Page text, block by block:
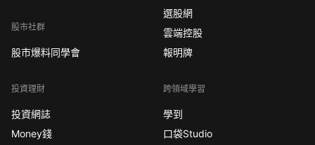
股市社群
股市爆料同學會
投資理財
投資網誌
Money錢
選股網
雲端控股
報明牌
跨領域學習
學到
口袋Studio